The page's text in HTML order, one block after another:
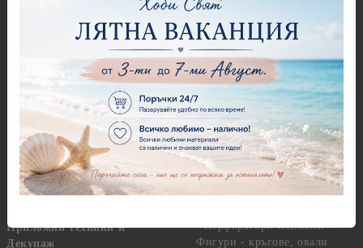
Елементи от полимерна
глина и полирезин
Пластични елементи
Инструменти за моделиране
Молдове и шаблони
Глина
Самосъхнеща глина
Полимерна Глина
Приложни техники и
Декупаж
Предмети за декорация -
Плат, органза, зебло,
целофан
Пънчове Перфоратори
Перфоратори до 2,50 см
Перфоратори 2,50 см
Перфоратори над 2,50 см
Бордюрни пънчове
Перфоратори Основни
Фигури - кръгове, овали